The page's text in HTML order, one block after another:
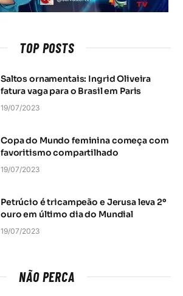
TOP POSTS
Saltos ornamentais: Ingrid Oliveira
fatura vaga para o Brasil em Paris
19/07/2023
Copa do Mundo feminina começa com
favoritismo compartilhado
19/07/2023
Petrúcio é tricampeão e Jerusa leva 2º
ouro em último dia do Mundial
19/07/2023
NÃO PERCA